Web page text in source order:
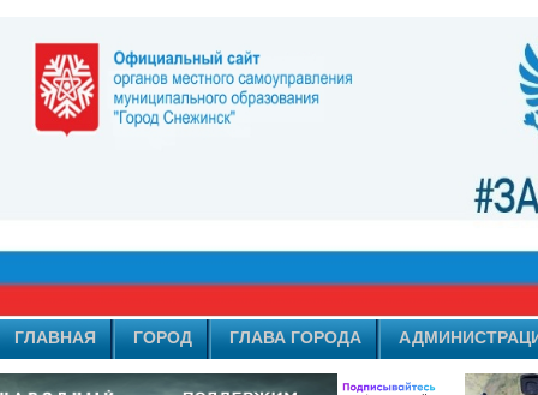
ГЛАВНАЯ ГОРОД ГЛАВА ГОРОДА